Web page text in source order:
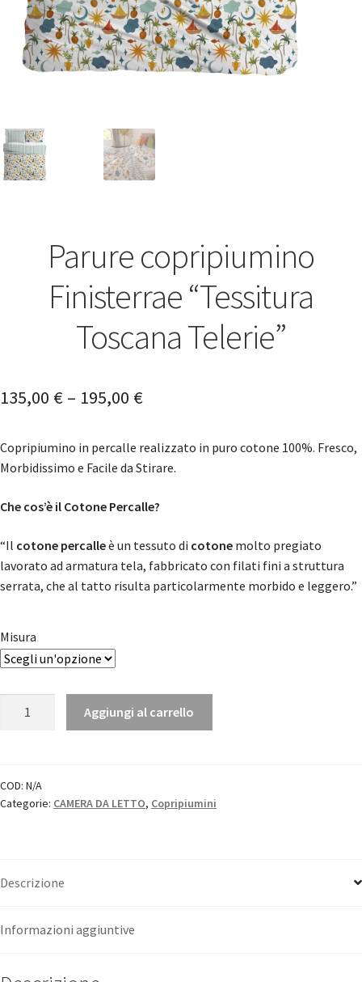
Parure copripiumino
Finisterrae “Tessitura
Toscana Telerie”
135,00 € – 195,00 €
Copripiumino in percalle realizzato in puro cotone 100%. Fresco,
Morbidissimo e Facile da Stirare.
Che cos’è il Cotone Percalle?
“Il cotone percalleè un tessuto di cotone molto pregiato
lavorato ad armatura tela, fabbricato con filati fini a struttura
serrata, che al tatto risulta particolarmente morbido e leggero.”
Misura
Toscana
Telerie"
Aggiungi al carrello
COD: N/A
Categorie: CAMERA DA LETTO, Copripiumini
Descrizione
Informazioni aggiuntive